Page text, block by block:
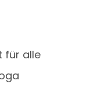
für alle